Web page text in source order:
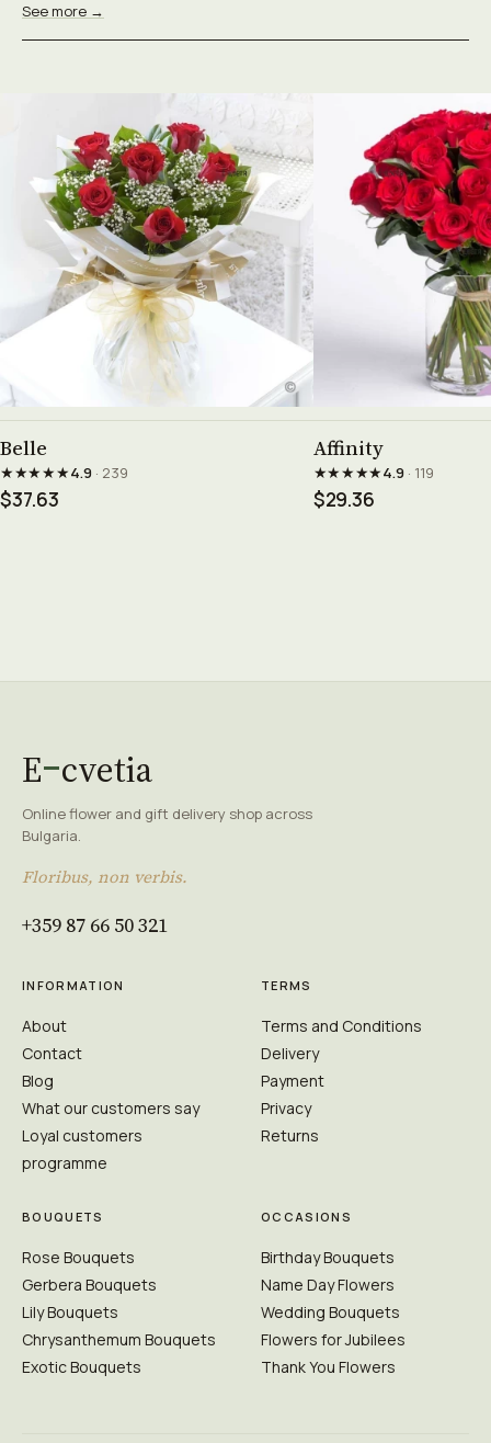
See more →
Belle
★★★★★4.9· 239
$37.63
Affinity
★★★★★4.9 · 119
$29.36
E cvetia
Online flower and gift delivery shop across
Bulgaria.
Floribus, non verbis.
+359 87 66 50 321
INFORMATION
About
Contact
Blog
What our customers say
Loyal customers
programme
TERMS
Terms and Conditions
Delivery
Payment
Privacy
Returns
BOUQUETS
Rose Bouquets
Gerbera Bouquets
Lily Bouquets
Chrysanthemum Bouquets
Exotic Bouquets
OCCASIONS
Birthday Bouquets
Name Day Flowers
Wedding Bouquets
Flowers for Jubilees
Thank You Flowers